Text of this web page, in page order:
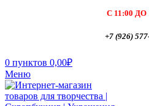
С 11:00 ДО
+7 (926)
0 пунктов 0,00₽
Меню